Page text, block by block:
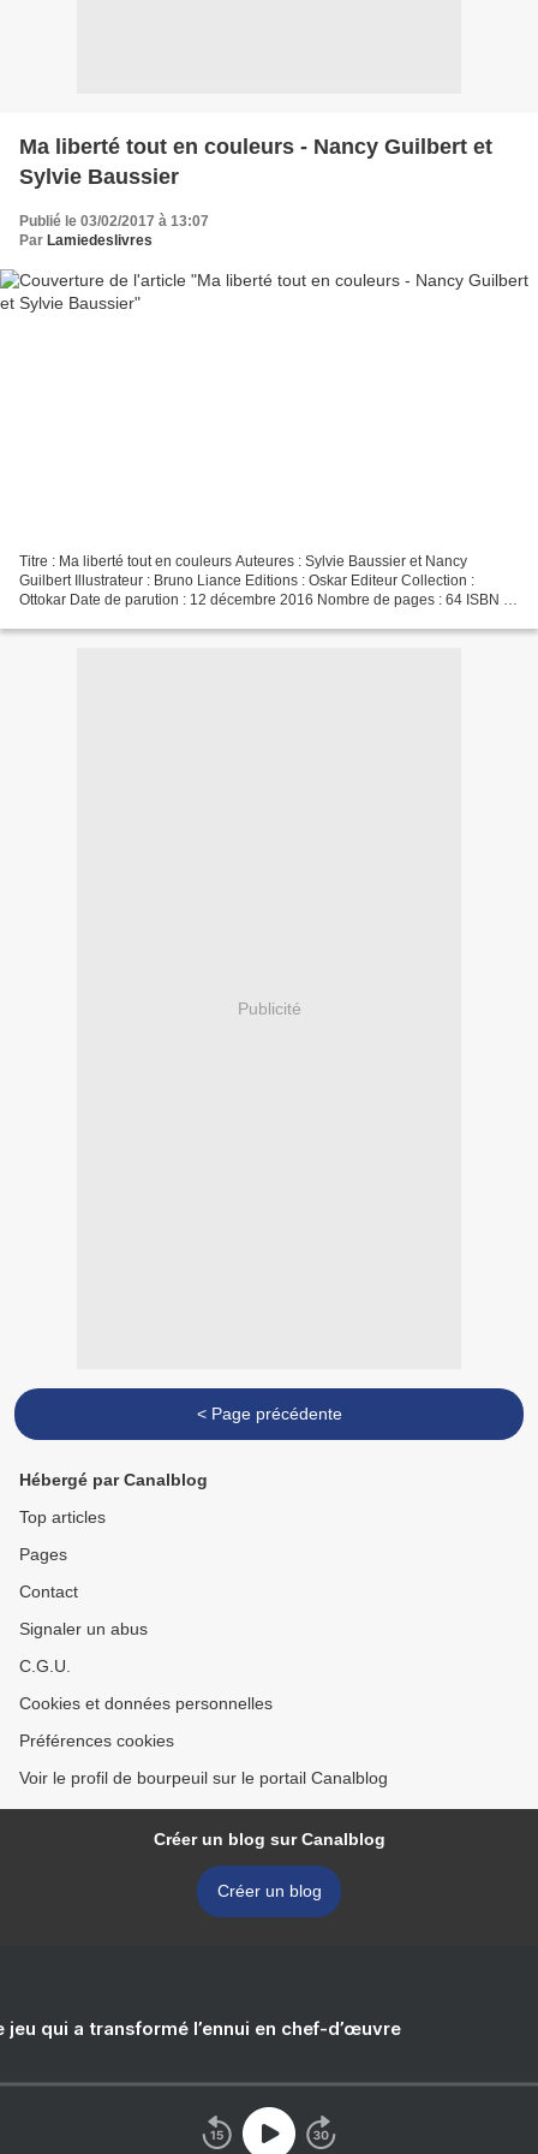
Ma liberté tout en couleurs - Nancy Guilbert et
Sylvie Baussier
Publié le 03/02/2017 à 13:07
Par Lamiedeslivres
Titre : Ma liberté tout en couleurs Auteures : Sylvie Baussier et Nancy
Guilbert Illustrateur : Bruno Liance Editions : Oskar Editeur Collection :
Ottokar Date de parution : 12 décembre 2016 Nombre de pages : 64 ISBN :
Publicité
< Page précédente
Hébergé par Canalblog
Top articles
Pages
Contact
Signaler un abus
C.G.U.
Cookies et données personnelles
Préférences cookies
Voir le profil de bourpeuil sur le portail Canalblog
Créer un blog sur Canalblog
Créer un blog
jeu qui a transformé l’ennui en chef-d’œuvre